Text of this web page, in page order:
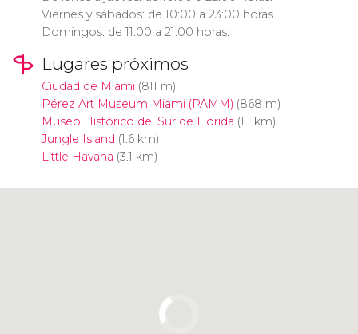
Viernes y sábados: de 10:00 a 23:00 horas.
Domingos: de 11:00 a 21:00 horas.
Lugares próximos
Ciudad de Miami(811 m)
Pérez Art Museum Miami (PAMM) (868 m)
Museo Histórico del Sur de Florida (1.1 km)
Jungle Island (1.6 km)
Little Havana (3.1 km)